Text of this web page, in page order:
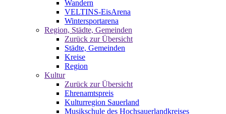
Wandern
VELTINS-EisArena
Wintersportarena
Region, Städte, Gemeinden
Zurück zur Übersicht
Städte, Gemeinden
Kreise
Region
Kultur
Zurück zur Übersicht
Ehrenamtspreis
Kulturregion Sauerland
Musikschule des Hochsauerlandkreises